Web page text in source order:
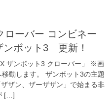
ンボット3 更新！
ザンボット3 クローバー」 ※画
動します。 ザンボット3の主題
ザン、ザーザザン」で始まる非
[…]